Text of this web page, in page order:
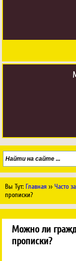
Вы Тут: Главная ›› Часто
прописки?
Можно ли
прописки?